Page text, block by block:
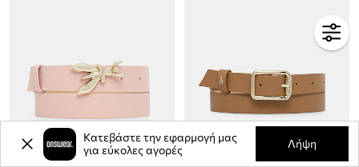
Κατεβάστε την εφαρμογή μας
για εύκολες αγορές
Λήψη